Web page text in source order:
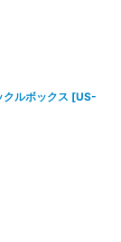
ルボックス [US-